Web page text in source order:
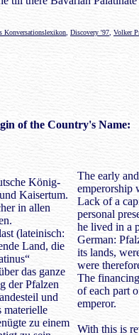
Konversationslexikon Discovery '97 Volker
of the Country's Name:
König-
Kaisertum.
in allen
(lateinisch:
Land, die
das ganze
der Pfalzen
und
materielle
zu einem
The early
emperorship
Lack of a
personal
he lived in a
German:
its lands,
were
The
of each part
emperor.
With this is